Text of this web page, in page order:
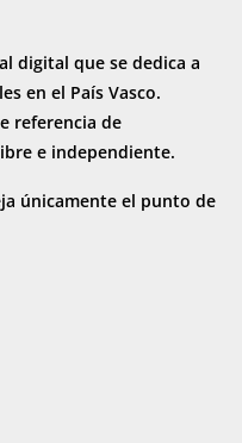
digital que se dedica a
en el País Vasco.
referencia de
e independiente.
únicamente el punto de